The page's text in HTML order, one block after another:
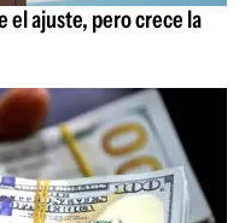
el ajuste, pero crece la